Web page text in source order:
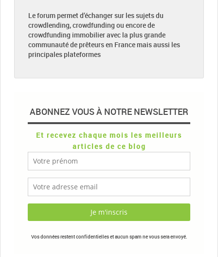
Le forum permet d’échanger sur les sujets du
crowdlending, crowdfunding ou encore de
crowdfunding immobilier avec la plus grande
communauté de prêteurs en France mais aussi les
principales plateformes
ABONNEZ VOUS À NOTRE NEWSLETTER
Et recevez chaque mois les meilleurs
articles de ce blog
Vos données restent confidentielles et aucun spam ne vous sera envoyé.